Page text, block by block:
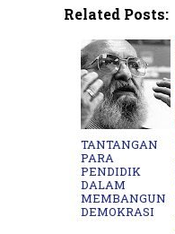
Related Posts:
TANTANGAN
PARA
PENDIDIK
DALAM
MEMBANGUN
DEMOKRASI